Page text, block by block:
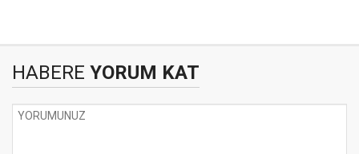
HABERE YORUM KAT